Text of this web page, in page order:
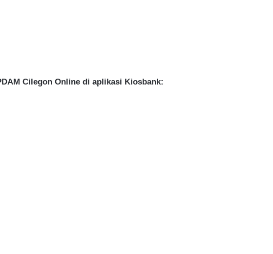
Cilegon Online di aplikasi Kiosbank: